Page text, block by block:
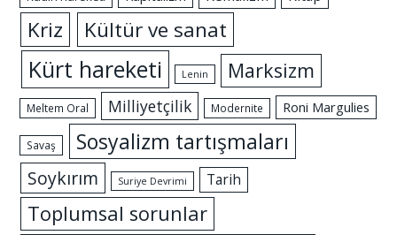
Kriz Kültür ve sanat
Kürt hareketi Lenin Marksizm
Meltem Oral Milliyetçilik Modernite Roni Margulies
Savaş Sosyalizm tartışmaları
Soykırım Suriye Devrimi Tarih
Toplumsal sorunlar